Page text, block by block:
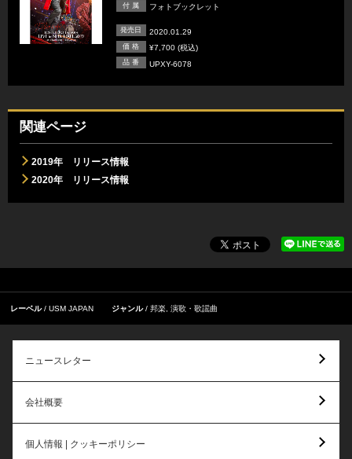
付 属 フォトブックレット
発売日 2020.01.29
価 格 ¥7,700 (税込)
品 番 UPXY-6078
関連ページ
2019年 リリース情報
2020年 リリース情報
レーベル USM JAPAN ジャンル 邦楽 演歌・歌謡曲
ニュースレター
会社概要
個人情報 | クッキーポリシー